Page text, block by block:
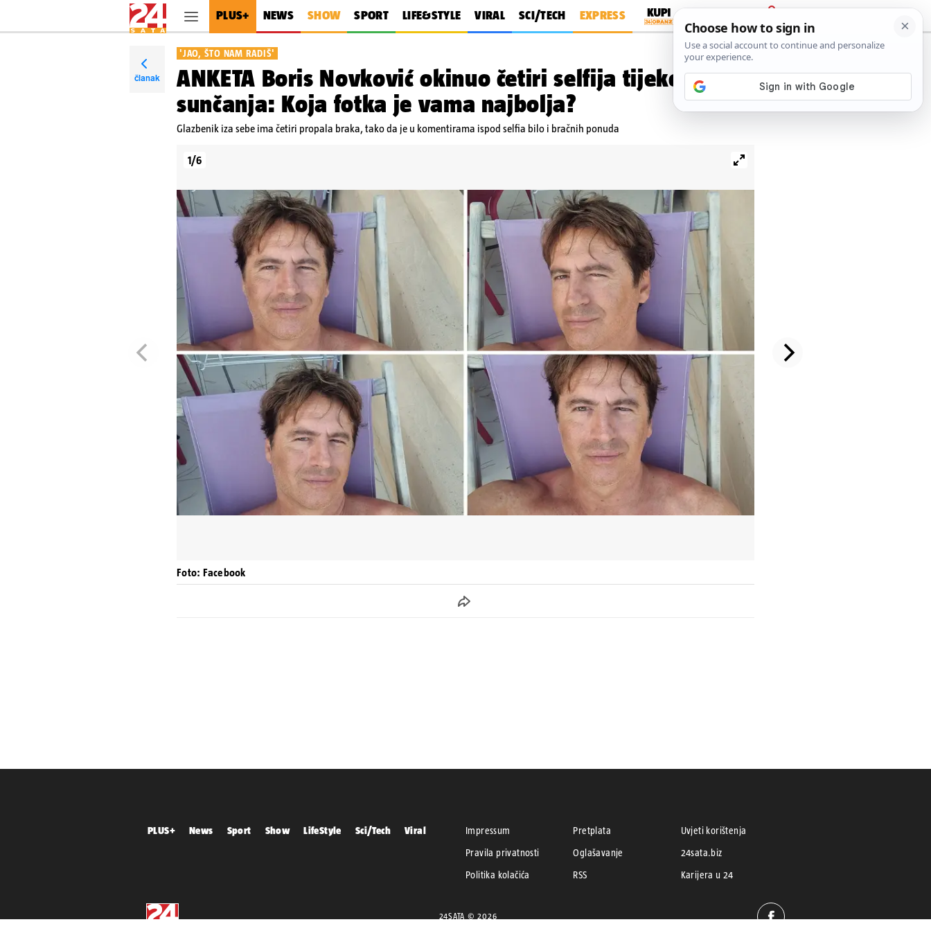
PLUS+ NEWS SHOW SPORT LIFE&STYLE VIRAL SCI/TECH EXPRESS
PRIJAVA
članak
'JAO, ŠTO NAM RADIŠ'
ANKETA Boris Novković okinuo četiri selfija tijekom
sunčanja: Koja fotka je vama najbolja?
Glazbenik iza sebe ima četiri propala braka, tako da je u komentirama ispod selfia bilo i bračnih ponuda
1/6
Foto: Facebook
PLUS+ News Sport Show LifeStyle Sci/Tech Viral Impressum Pretplata
Uvjeti korištenja
Pravila privatnosti
Oglašavanje
24sata.biz
Politika kolačića
RSS Karijera u 24
24SATA © 2026